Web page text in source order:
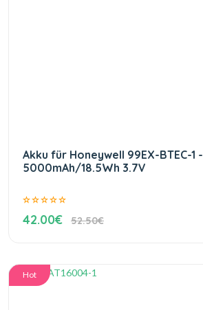
Akku für Honeywell 99EX-BTEC-1 -
5000mAh/18.5Wh 3.7V
42.00€ 52.50€
Hot